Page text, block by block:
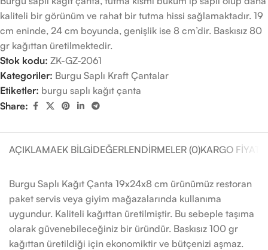
kaliteli bir görünüm ve rahat bir tutma hissi sağlamaktadır. 19
cm eninde, 24 cm boyunda, genişlik ise 8 cm’dir. Baskısız 80
gr kağıttan üretilmektedir.
Stok kodu: ZK-GZ-2061
Kategoriler: Burgu Saplı Kraft Çantalar
Etiketler: burgu saplı kağıt çanta
Share:
AÇIKLAMAEK BILGIDEĞERLENDIRMELER (0)KARGO
Burgu Saplı Kağıt Çanta 19x24x8 cm ürünümüz restoran
paket servis veya giyim mağazalarında kullanıma
uygundur. Kaliteli kağıttan üretilmiştir. Bu sebeple taşıma
olarak güvenebileceğiniz bir üründür. Baskısız 100 gr
kağıttan üretildiği için ekonomiktir ve bütçenizi aşmaz.